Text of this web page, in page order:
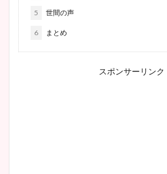
5 世間の声
6 まとめ
スポンサーリンク